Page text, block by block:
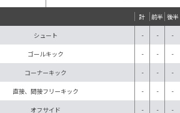
計 前半 後半
シュート - - -
ゴールキック - - -
コーナーキック - - -
直接、間接フリーキック - - -
オフサイド - - -